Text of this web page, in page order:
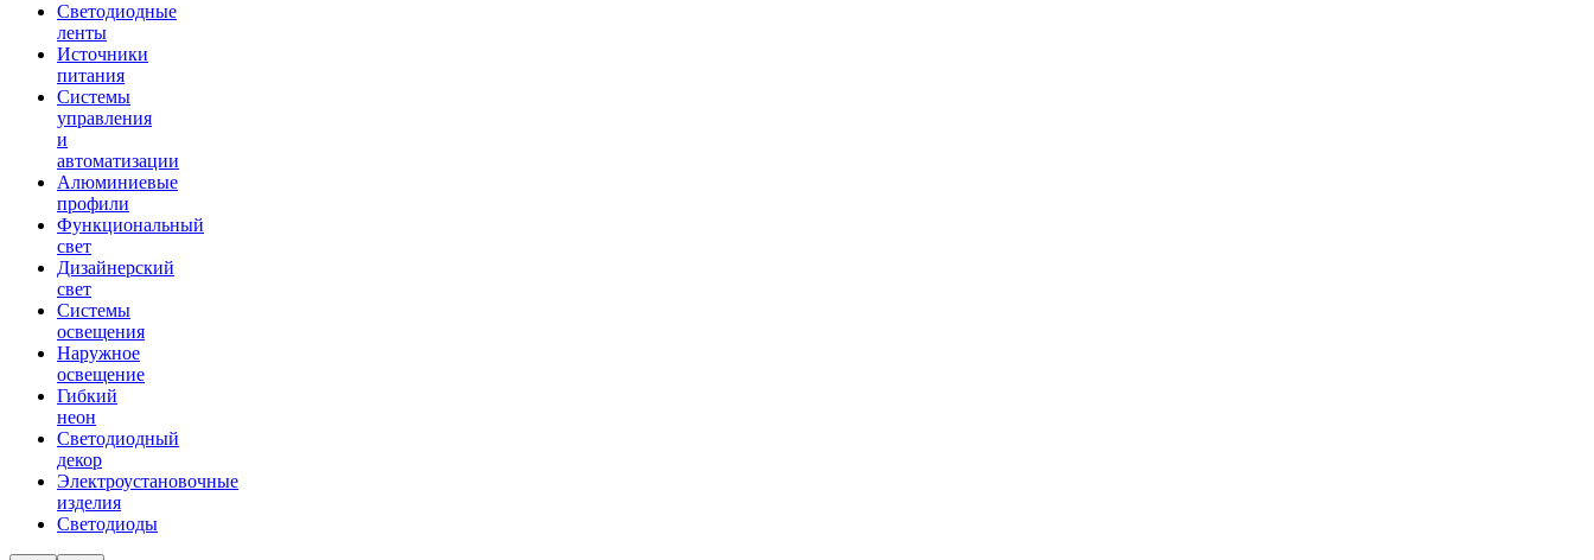
Светодиодные
ленты
Источники
питания
Системы
управления
и
автоматизации
Алюминиевые
профили
Функциональный
свет
Дизайнерский
свет
Системы
освещения
Наружное
освещение
Гибкий
неон
Светодиодный
декор
Электроустановочные
изделия
Светодиоды